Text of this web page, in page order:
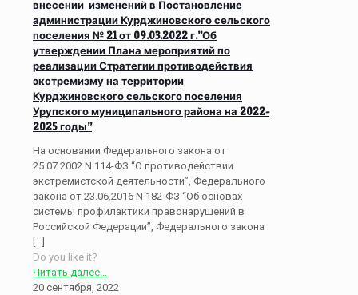
внесении изменений в Постановление
администрации Курджиновского сельского
поселения № 21 от 09.03.2022 г.”Об
утверждении Плана мероприятий по
реализации Стратегии противодействия
экстремизму на территории
Курджиновского сельского поселения
Урупского муниципального района на 2022-
2025 годы”
На основании Федерального закона от
25.07.2002 N 114-ФЗ “О противодействии
экстремистской деятельности”, Федерального
закона от 23.06.2016 N 182-ФЗ “Об основах
системы профилактики правонарушений в
Российской Федерации”, Федерального закона
[…]
Do you like it?
Читать далее...
20 сентября, 2022